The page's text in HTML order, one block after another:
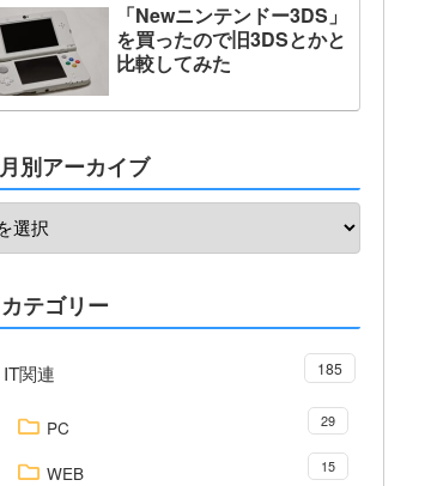
「Newニンテンドー3DS」
を買ったので旧3DSとかと
比較してみた
月別アーカイブ
カテゴリー
IT関連 185
PC 29
WEB 15